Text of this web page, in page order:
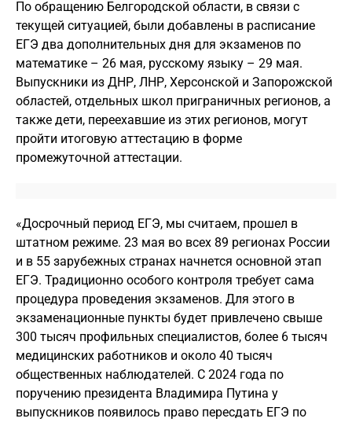
По обращению Белгородской области, в связи с
текущей ситуацией, были добавлены в расписание
ЕГЭ два дополнительных дня для экзаменов по
математике – 26 мая, русскому языку – 29 мая.
Выпускники из ДНР, ЛНР, Херсонской и Запорожской
областей, отдельных школ приграничных регионов, а
также дети, переехавшие из этих регионов, могут
пройти итоговую аттестацию в форме
промежуточной аттестации.
«Досрочный период ЕГЭ, мы считаем, прошел в
штатном режиме. 23 мая во всех 89 регионах России
и в 55 зарубежных странах начнется основной этап
ЕГЭ. Традиционно особого контроля требует сама
процедура проведения экзаменов. Для этого в
экзаменационные пункты будет привлечено свыше
300 тысяч профильных специалистов, более 6 тысяч
медицинских работников и около 40 тысяч
общественных наблюдателей. С 2024 года по
поручению президента Владимира Путина у
выпускников появилось право пересдать ЕГЭ по